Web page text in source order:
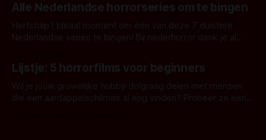
Alle Nederlandse horrorseries om te bingen
Herfstdip? Ideaal moment om één van deze 7 duistere
Nederlandse series te bingen! Bij nederhorror denk je al
Amsterdamned of The Johnsons. Maar Nederlandse horror
is niet beperkt tot films. Hier een aantal Nederlandse tv-
series uit het duistere of horrorgenre. Als
Lijstje: 5 horrorfilms voor beginners
Wil je jouw gruwelijke hobby dolgraag delen met mensen
die een aardappelschilmes al eng vinden? Probeer ze eens